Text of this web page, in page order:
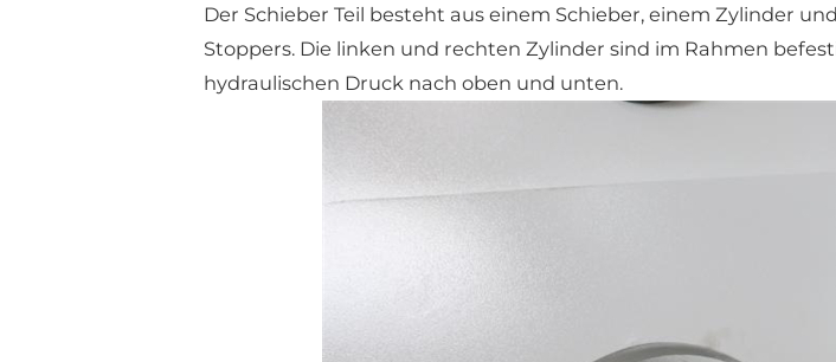
Der Schieber Teil besteht aus einem Schieber, einem Zylinder
Stoppers. Die linken und rechten Zylinder sind im Rahmen
hydraulischen Druck nach oben und unten.